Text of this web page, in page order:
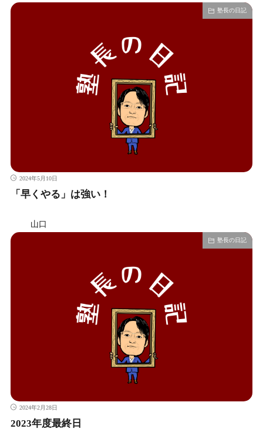
塾長の日記
2024年5月10日
「早くやる」は強い！
山口
塾長の日記
2024年2月28日
2023年度最終日